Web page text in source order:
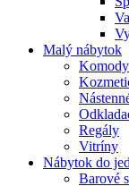
Malý nábytok
Komody
Regály
Vitríny
Nábytok do
Barové